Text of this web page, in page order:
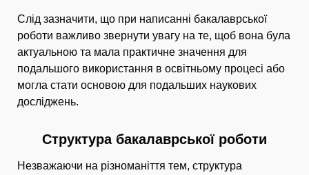
Слід зазначити, що при написанні бакалаврської
роботи важливо звернути увагу на те, щоб вона була
актуальною та мала практичне значення для
подальшого використання в освітньому процесі або
могла стати основою для подальших наукових
досліджень.
Структура бакалаврської роботи
Незважаючи на різноманіття тем, структура